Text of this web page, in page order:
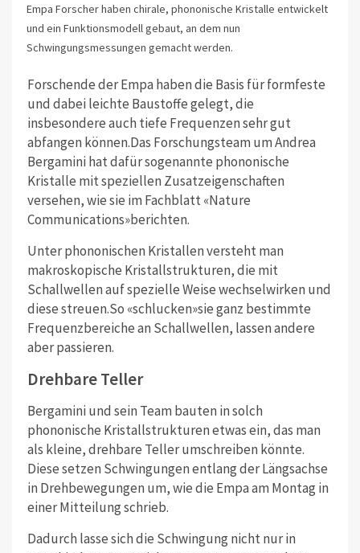
Empa Forscher haben chirale, phononische Kristalle entwickelt
und ein Funktionsmodell gebaut, an dem nun
Schwingungsmessungen gemacht werden.
Forschende der Empa haben die Basis für formfeste
und dabei leichte Baustoffe gelegt, die
insbesondere auch tiefe Frequenzen sehr gut
abfangen können.Das Forschungsteam um Andrea
Bergamini hat dafür sogenannte phononische
Kristalle mit speziellen Zusatzeigenschaften
versehen, wie sie im Fachblatt «Nature
Communications»berichten.
Unter phononischen Kristallen versteht man
makroskopische Kristallstrukturen, die mit
Schallwellen auf spezielle Weise wechselwirken und
diese streuen.So «schlucken»sie ganz bestimmte
Frequenzbereiche an Schallwellen, lassen andere
aber passieren.
Drehbare Teller
Bergamini und sein Team bauten in solch
phononische Kristallstrukturen etwas ein, das man
als kleine, drehbare Teller umschreiben könnte.
Diese setzen Schwingungen entlang der Längsachse
in Drehbewegungen um, wie die Empa am Montag in
einer Mitteilung schrieb.
Dadurch lasse sich die Schwingung nicht nur in